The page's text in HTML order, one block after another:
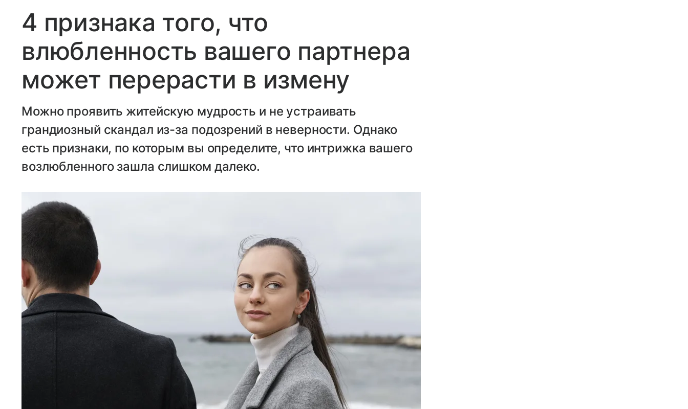
4 признака того, что
влюбленность вашего партнера
может перерасти в измену
Можно проявить житейскую мудрость и не устраивать
грандиозный скандал из-за подозрений в неверности. Однако
есть признаки, по которым вы определите, что интрижка вашего
возлюбленного зашла слишком далеко.